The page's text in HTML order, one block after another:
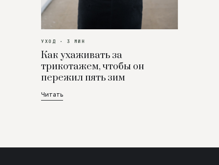
УХОД · 3 МИН
Как ухаживать за
трикотажем, чтобы он
пережил пять зим
Читать